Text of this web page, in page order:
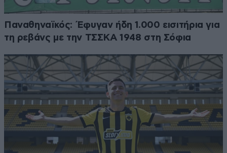
Παναθηναϊκός: Έφυγαν ήδη 1.000 εισιτήρια για
τη ρεβάνς με την ΤΣΣΚΑ 1948 στη Σόφια